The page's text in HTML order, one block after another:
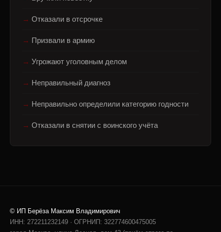
Отказали в отсрочке
Призвали в армию
Угрожают уголовным делом
Неправильный диагноз
Неправильно определили категорию годности
Отказали в снятии с воинского учёта
© ИП Берёза Максим Владимирович
ИНН: 272211232149 · ОГРНИП: 322774600475005